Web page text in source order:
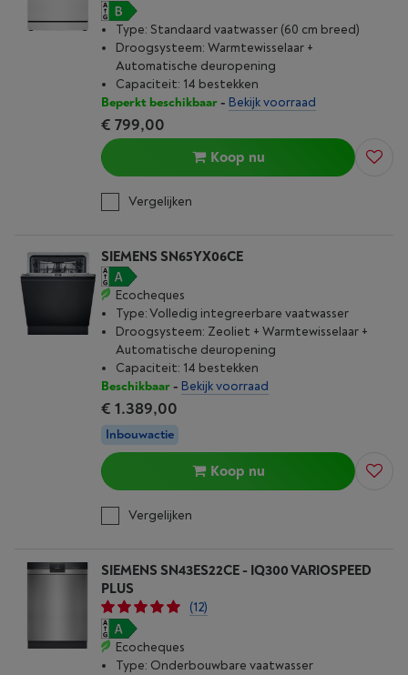
Type: Standaard vaatwasser (60 cm breed)
Droogsysteem: Warmtewisselaar +
Automatische deuropening
Capaciteit: 14 bestekken
Beperkt beschikbaar- Bekijk voorraad
€ 799,00
Koop nu
Vergelijken
SIEMENS SN65YX06CE
Ecocheques
Type: Volledig integreerbare vaatwasser
Droogsysteem: Zeoliet + Warmtewisselaar +
Automatische deuropening
Capaciteit: 14 bestekken
Beschikbaar- Bekijk voorraad
€ 1.389,00
Inbouwactie
Koop nu
Vergelijken
SIEMENS SN43ES22CE - IQ300 VARIOSPEED
PLUS
(12)
Ecocheques
Type: Onderbouwbare vaatwasser